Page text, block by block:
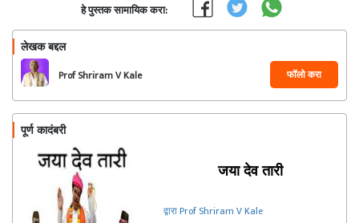
हे पुस्तक सामायिक करा:
लेखक बद्दल
Prof Shriram V Kale फॉलो करा
पूर्ण कादंबरी
जया देव तारी
द्वारा Prof Shriram V Kale